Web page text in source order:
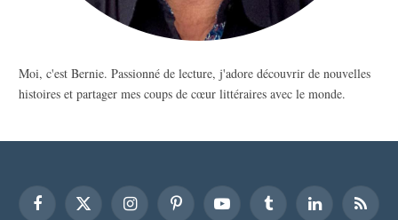
Moi, c'est Bernie. Passionné de lecture, j'adore découvrir de nouvelles
histoires et partager mes coups de cœur littéraires avec le monde.
FacebookX
InstagramPinterest YouTube Tumblr LinkedInRSS